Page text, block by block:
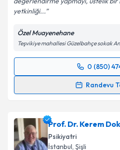
yetkinliği...
Özel Muayenehane
Teşvikiye mahallesi Güzelbahçe sokak
0 (850)
Randevu
Randevu Takvimi
için bir takvim
bilgilendireceğiz.
Prof. Dr. Kerem
Psikiyatri
İstanbul, Şişli